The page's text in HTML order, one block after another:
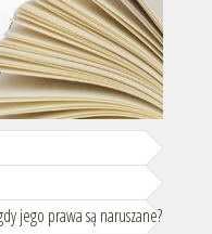
jego prawa są naruszane?